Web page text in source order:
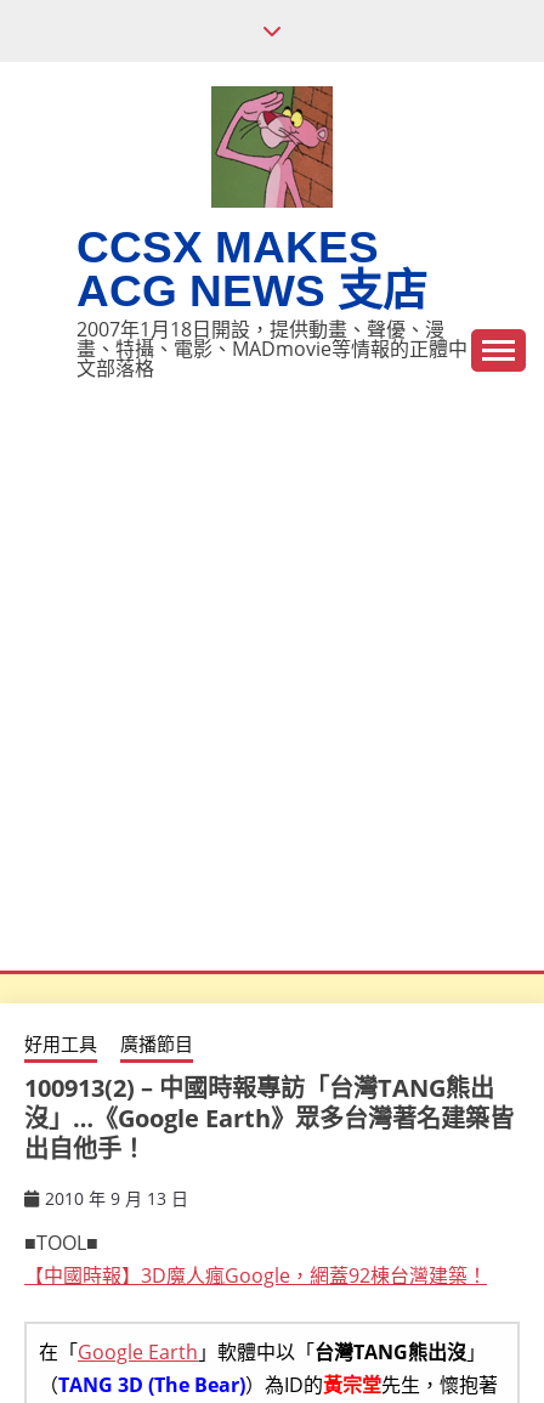
CCSX MAKES
ACG NEWS 支店
2007年1月18日開設，提供動畫、聲優、漫
畫、特攝、電影、MADmovie等情報的正體中
文部落格
好用工具 廣播節目
100913(2) – 中國時報專訪「台灣TANG熊出
沒」…《Google Earth》眾多台灣著名建築皆
出自他手！
2010 年 9 月 13 日
■TOOL■
【中國時報】3D魔人瘋Google，網蓋92棟台灣建築！
在「Google Earth 」軟體中以「台灣TANG熊出沒」
（TANG 3D (The Bear)）為ID的黃宗堂先生，懷抱著